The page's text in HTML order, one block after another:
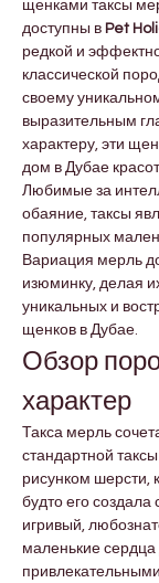
щенками таксы
доступны в Pet
редкой и
классической
своему
выразительным
характеру, эти
дом в Дубае
Любимые за
обаяние, таксы
популярных
Вариация мерль
изюминку, делая
уникальных и
щенков в Дубае.
Обзор
характер
Такса мерль
стандартной
рисунком шерсти,
будто его
игривый,
маленькие